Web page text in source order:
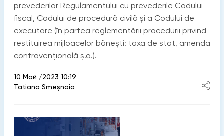
prevederilor Regulamentului cu prevederile Codului
fiscal, Codului de procedură civilă și a Codului de
executare (în partea reglementării procedurii privind
restituirea mijloacelor bănești: taxa de stat, amenda
contravențională ș.a.).
10 Май /2023 10:19
Tatiana Smeșnaia